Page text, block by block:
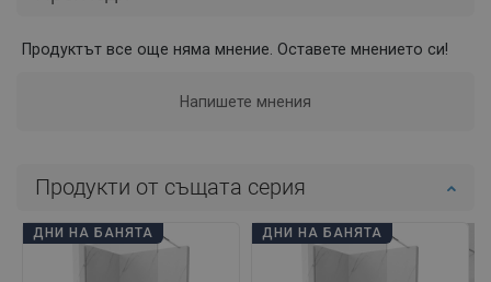
Продуктът все още няма мнение. Оставете мнението си!
Напишете мнения
Продукти от същата серия
ДНИ НА БАНЯТА ДНИ НА БАНЯТА